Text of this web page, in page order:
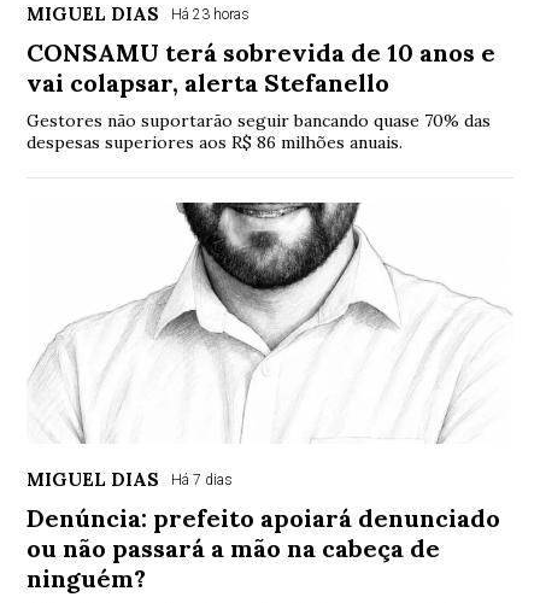
MIGUEL DIAS Há 23 horas
CONSAMU terá sobrevida de 10 anos e
vai colapsar, alerta Stefanello
Gestores não suportarão seguir bancando quase 70% das
despesas superiores aos R$ 86 milhões anuais.
MIGUEL DIAS Há 7 dias
Denúncia: prefeito apoiará denunciado
ou não passará a mão na cabeça de
ninguém?